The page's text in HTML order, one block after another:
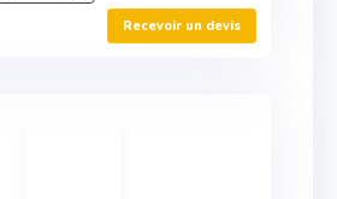
Recevoir un devis